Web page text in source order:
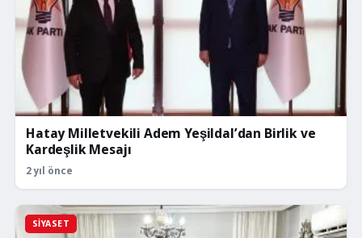
Hatay Milletvekili Adem Yeşildal’dan Birlik ve
Kardeşlik Mesajı
2 yıl önce
SIYASET